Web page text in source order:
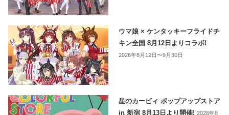
ウマ娘 × ケンタッキーフライドチ
キン全国 8月12日よりコラボ!
2026年8月12日〜9月30日
星のカービィ ポップアップストア
in 新宿 8月13日より開催!2026年8